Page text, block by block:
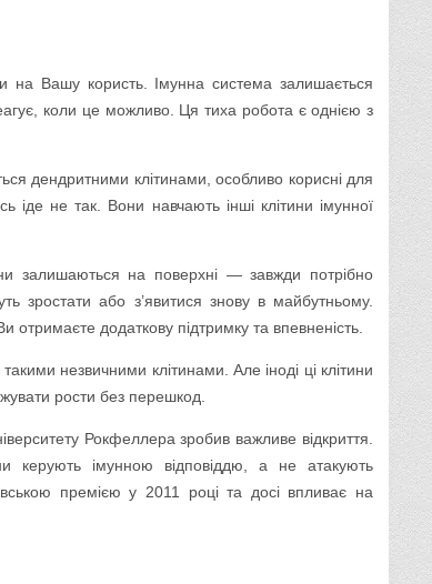
на Вашу користь. Імунна система залишається
коли це можливо. Ця тиха робота є однією з
дендритними клітинами, особливо корисні для
іде не так. Вони навчають інші клітини імунної
залишаються на поверхні — завжди потрібно
зростати або з’явитися знову в майбутньому.
додаткову підтримку та впевненість.
незвичними клітинами. Але іноді ці клітини
рости без перешкод.
Рокфеллера зробив важливе відкриття.
керують імунною відповіддю, а не атакують
премією у 2011 році та досі впливає на